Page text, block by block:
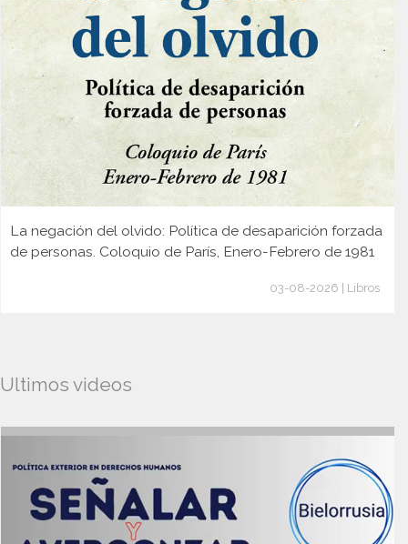
La negación del olvido: Política de desaparición forzada
de personas. Coloquio de París, Enero-Febrero de 1981
03-08-2026 | Libros
Ultimos videos